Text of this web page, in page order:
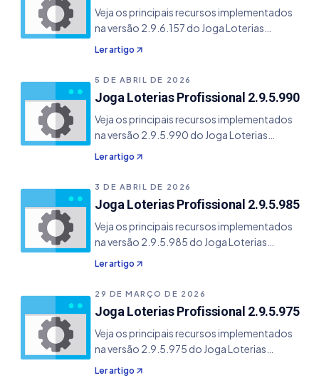
Veja os principais recursos implementados
na versão 2.9.6.157 do Joga Loterias
Profissional. - Correção do erro de
conversão de valor na conferência de jogos -
Correção do erro de conversão de valor nas
estatísticas de região.
Ler artigo
5 DE ABRIL DE 2026
Joga Loterias Profissional 2.9.5.990
Veja os principais recursos implementados
na versão 2.9.5.990 do Joga Loterias
Profissional. - Inclusão de menu de arquivos
recentes - Correção de alguns bugs e
melhorias.
Ler artigo
3 DE ABRIL DE 2026
Joga Loterias Profissional 2.9.5.985
Veja os principais recursos implementados
na versão 2.9.5.985 do Joga Loterias
Profissional. - Nova calculadora no sistema
com cálculos de combinações,
permutações, etc - Habilitado scroll do
mouse para navegação de módulos -
Desabilitado scroll do mouse em
componentes que ocasionava mudanças
desnecessárias - Corrigido bug em Novo que
mudava o módulo errado.
Ler artigo
29 DE MARÇO DE 2026
Joga Loterias Profissional 2.9.5.975
Veja os principais recursos implementados
na versão 2.9.5.975 do Joga Loterias
Profissional. - Fix bug da tabuada de
combinações que só aceitava valores 1 -
Ler artigo